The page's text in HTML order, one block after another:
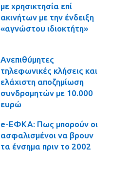
με χρησικτησία επί
ακινήτων με την ένδειξη
«αγνώστου ιδιοκτήτη»
Ανεπιθύμητες
τηλεφωνικές κλήσεις και
ελάχιστη αποζημίωση
συνδρομητών με 10.000
ευρώ
e-ΕΦΚΑ: Πως μπορούν οι
ασφαλισμένοι να βρουν
τα ένσημα πριν το 2002